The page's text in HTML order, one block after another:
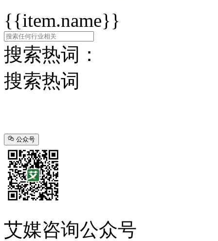
{{item.name}}
搜索热词：
搜索热词
公众号
艾媒咨询公众号